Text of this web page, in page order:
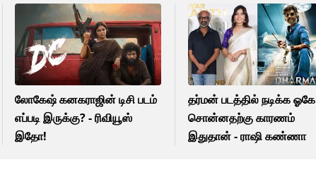
லோகேஷ் கனகராஜின் டிசி படம்
எப்படி இருக்கு? - ரிவியூஸ்
இதோ!
தர்மன் படத்தில் நடிக்க ஓகே
சொன்னதற்கு காரணம்
இதுதான் - ராஷி கண்ணா